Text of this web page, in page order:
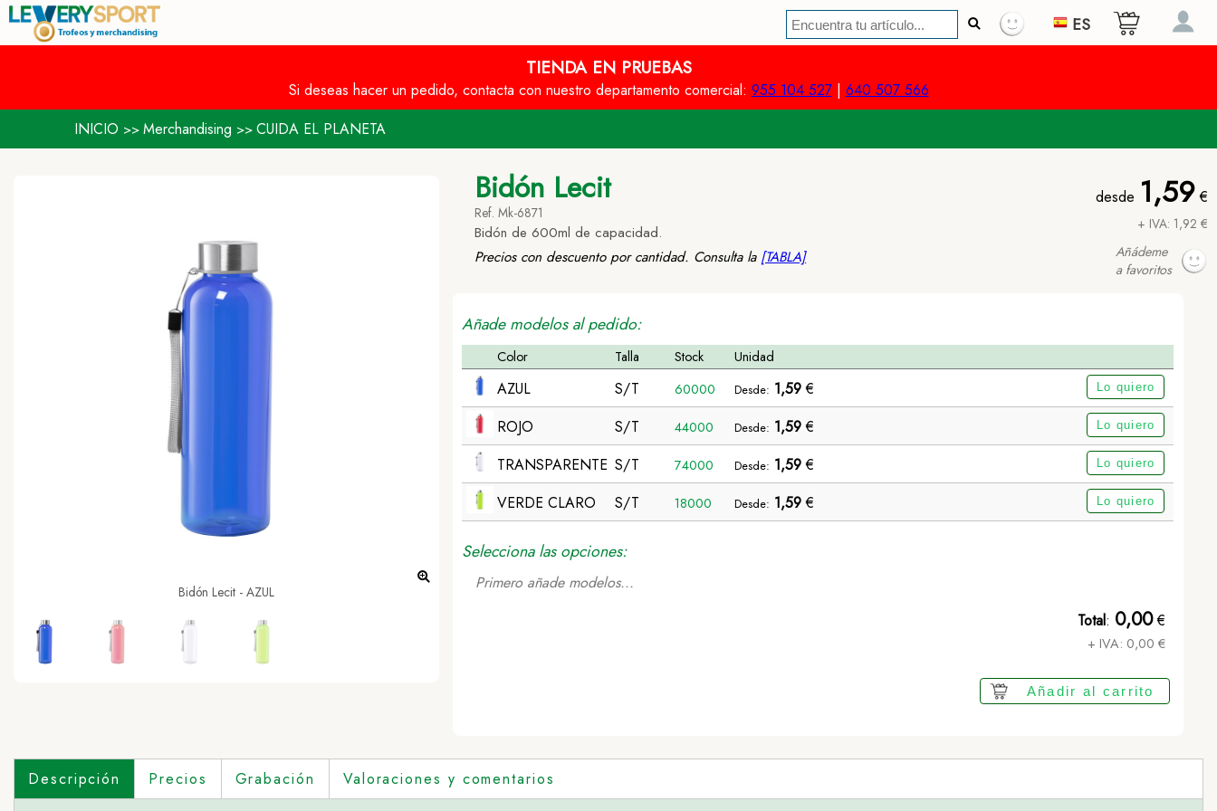
ES
TIENDA EN PRUEBAS
Si deseas hacer un pedido, contacta con nuestro departamento comercial: 955 104 527| 640 507 566
INICIO >> Merchandising >> CUIDA EL PLANETA
Bidón Lecit
Ref. Mk-6871
Bidón de 600ml de capacidad.
Precios con descuento por cantidad. Consulta la [TABLA]
desde 1,59€
+ IVA: 1,92 €
Añádeme
a favoritos
Bidón Lecit - AZUL Bidón Lecit - ROJO
Añade modelos al pedido:
Color Talla Stock Unidad
AZUL S/T 60000 Desde: 1,59€ Lo quiero
ROJO S/T 44000 Desde: 1,59€ Lo quiero
TRANSPARENTE S/T 74000 Desde: 1,59€ Lo quiero
VERDE CLARO S/T 18000 Desde: 1,59€ Lo quiero
Selecciona las opciones:
Primero añade modelos...
Total: 0,00€
+ IVA: 0,00 €
Añadir al carrito
Descripción Precios Grabación Valoraciones y comentarios